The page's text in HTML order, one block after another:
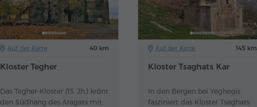
Auf der Karte 40 km
Kloster Tegher
Das Tegher-Kloster (13. Jh.) krönt
den Südhang des Aragats mit
Auf der Karte 145 km
Kloster Tsaghats Kar
In den Bergen bei Yeghegis
fasziniert das Kloster Tsaghats